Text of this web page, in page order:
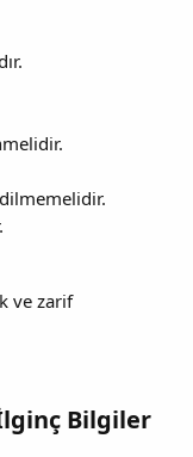
ve zarif
Bilgiler